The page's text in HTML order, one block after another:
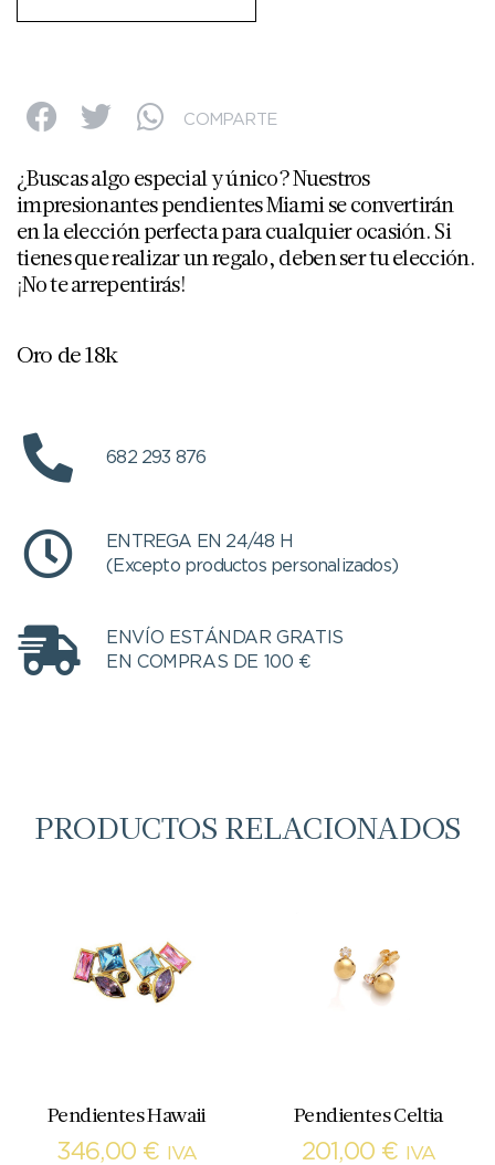
COMPARTE
¿Buscas algo especial y único? Nuestros
impresionantes pendientes Miami se convertirán
en la elección perfecta para cualquier ocasión. Si
tienes que realizar un regalo, deben ser tu elección.
¡No te arrepentirás!
Oro de 18k
682 293 876
ENTREGA EN 24/48 H
(Excepto productos personalizados)
ENVÍO ESTÁNDAR GRATIS
EN COMPRAS DE 100 €
PRODUCTOS RELACIONADOS
Pendientes Hawaii
346,00 € IVA
Pendientes Celtia
201,00 € IVA